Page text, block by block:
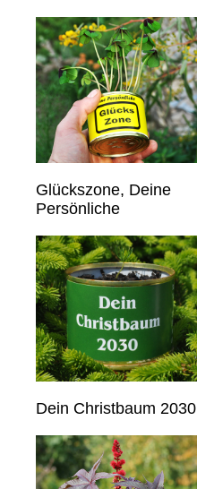
Glückszone, Deine
Persönliche
Dein Christbaum 2030